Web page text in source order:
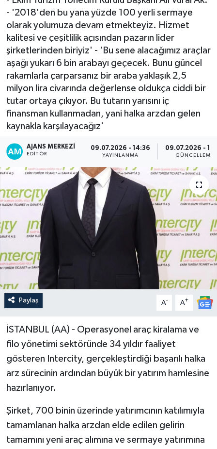
- '2018'den bu yana yüzde 100 yerli sermaye
olarak yolumuza devam etmekteyiz. Hizmet
kalitesi ve çeşitlilik açısından pazarın lider
şirketlerinden biriyiz' - 'Bu sene alacağımız araçlar
aşağı yukarı 6 bin arabayı geçecek. Bunu güncel
rakamlarla çarparsanız bir araba yaklaşık 2,5
milyon lira civarında değerlense oldukça ciddi bir
tutar ortaya çıkıyor. Bu tutarın yarısını iç
finansman kullanmadan, yani halka arzdan gelen
kaynakla karşılayacağız'
AJANS MERKEZI
EDITÖR
09.07.2026 - 14:36
YAYINLANMA
09.07.2026 -
GÜNCELLEME
Paylaş A- A+
İSTANBUL (AA) - Operasyonel araç kiralama ve
filo yönetimi sektöründe 34 yıldır faaliyet
gösteren Intercity, gerçekleştirdiği başarılı halka
arz sürecinin ardından büyük bir yatırım hamlesine
hazırlanıyor.
Şirket, 700 binin üzerinde yatırımcının katılımıyla
tamamlanan halka arzdan elde edilen gelirin
tamamını yeni araç alımına ve sermaye yatırımına